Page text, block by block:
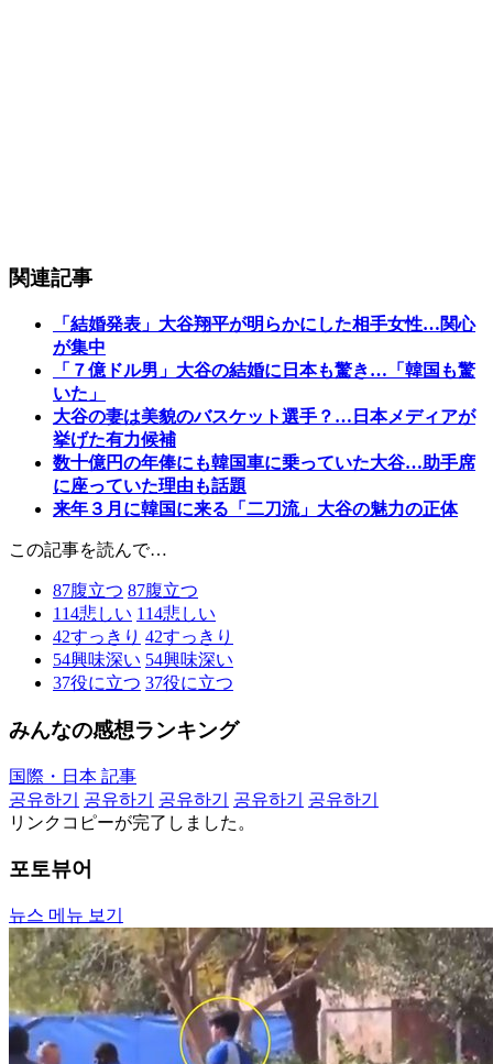
関連記事
「結婚発表」大谷翔平が明らかにした相手女性…関心
が集中
「７億ドル男」大谷の結婚に日本も驚き…「韓国も驚
いた」
大谷の妻は美貌のバスケット選手？…日本メディアが
挙げた有力候補
数十億円の年俸にも韓国車に乗っていた大谷…助手席
に座っていた理由も話題
来年３月に韓国に来る「二刀流」大谷の魅力の正体
この記事を読んで…
87腹立つ 87腹立つ
114悲しい 114悲しい
42すっきり 42すっきり
54興味深い 54興味深い
37役に立つ 37役に立つ
みんなの感想ランキング
国際・日本 記事
공유하기
공유하기 공유하기 공유하기
공유하기
リンクコピーが完了しました。
포토뷰어
뉴스 메뉴 보기